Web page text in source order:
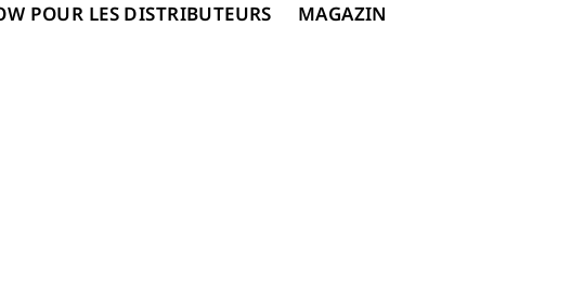
POUR LES DISTRIBUTEURS MAGAZIN